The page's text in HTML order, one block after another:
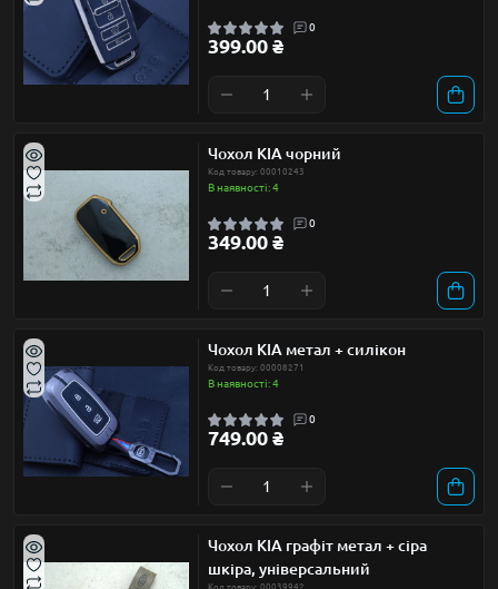
0
399.00 ₴
Чохол KIA чорний
Код товару: 00010243
В наявності: 4
0
349.00 ₴
Чохол KIA метал + силікон
Код товару: 00008271
В наявності: 4
0
749.00 ₴
Чохол KIA графіт метал + сіра
шкіра, універсальний
Код товару: 00039942